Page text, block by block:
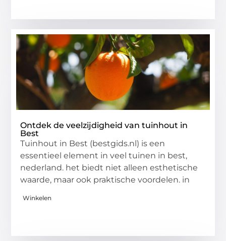
Ontdek de veelzijdigheid van tuinhout in
Best
Tuinhout in Best (bestgids.nl) is een
essentieel element in veel tuinen in best,
nederland. het biedt niet alleen esthetische
waarde, maar ook praktische voordelen. in
Winkelen